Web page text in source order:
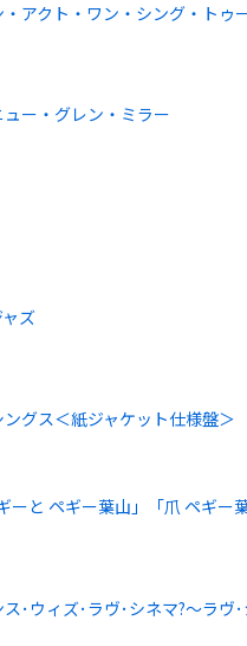
アクト・ワン・シング・トゥ
ー・グレン・ミラー
ズ
グス＜紙ジャケット仕様盤＞
ーと ペギー葉山」「爪 ペギー
･ウィズ･ラヴ･シネマ?～ラヴ